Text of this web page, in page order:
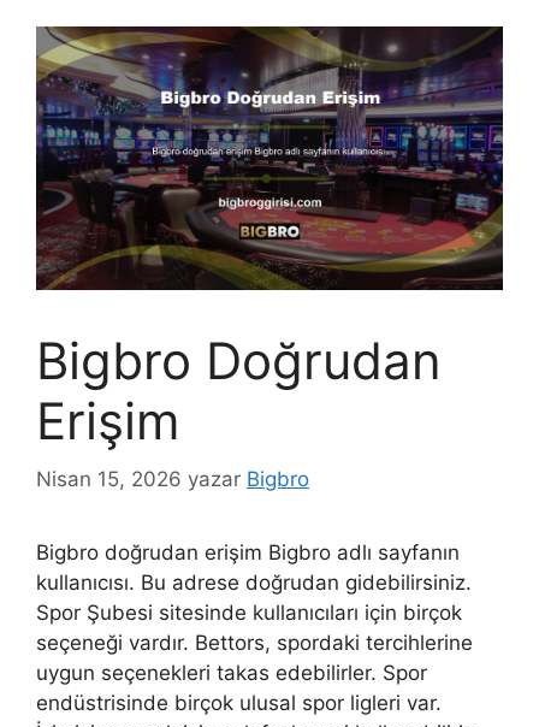
Bigbro Doğrudan
Erişim
Nisan 15, 2026 yazar Bigbro
Bigbro doğrudan erişim Bigbro adlı sayfanın
kullanıcısı. Bu adrese doğrudan gidebilirsiniz.
Spor Şubesi sitesinde kullanıcıları için birçok
seçeneği vardır. Bettors, spordaki tercihlerine
uygun seçenekleri takas edebilirler. Spor
endüstrisinde birçok ulusal spor ligleri var.